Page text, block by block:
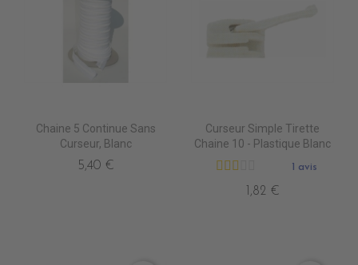
Chaine 5 Continue Sans
Curseur, Blanc
5,40 €
Curseur Simple Tirette
Chaine 10 - Plastique Blanc
1 avis
1,82 €